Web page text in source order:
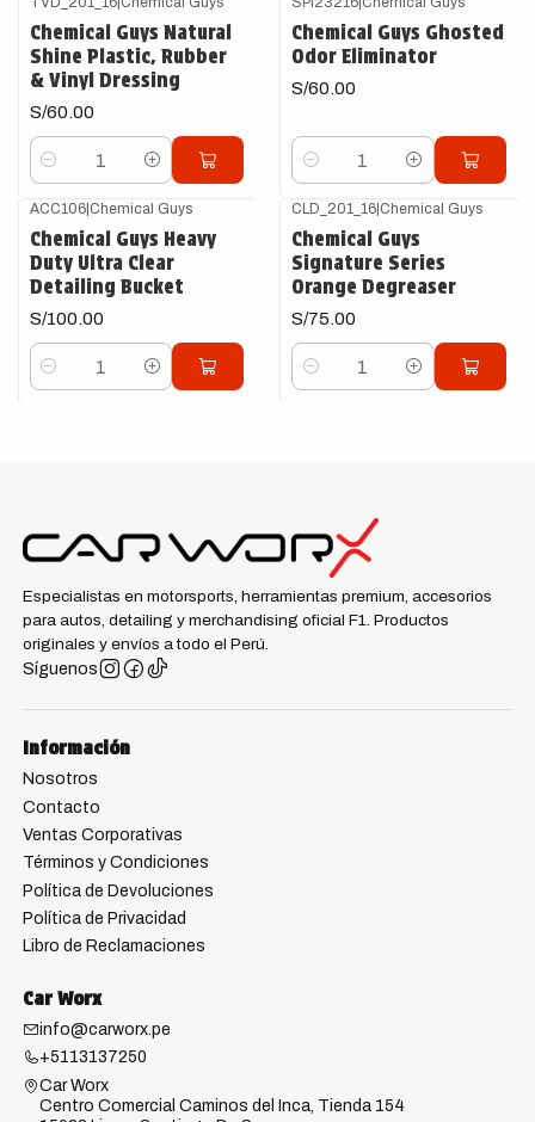
Chemical Guys Natural
Shine Plastic, Rubber
& Vinyl Dressing
S/60.00
Cantidad
Chemical Guys Ghosted
Odor Eliminator
S/60.00
Cantidad
ACC106|Chemical Guys
Chemical Guys Heavy
Duty Ultra Clear
Detailing Bucket
S/100.00
Cantidad
CLD_201_16|Chemical Guys
Chemical Guys
Signature Series
Orange Degreaser
S/75.00
Cantidad
Especialistas en motorsports, herramientas premium, accesorios
para autos, detailing y merchandising oficial F1. Productos
originales y envíos a todo el Perú.
Síguenos
Información
Nosotros
Contacto
Ventas Corporativas
Términos y Condiciones
Política de Devoluciones
Política de Privacidad
Libro de Reclamaciones
Car Worx
info@carworx.pe
+5113137250
Car Worx
Centro Comercial Caminos del Inca, Tienda 154